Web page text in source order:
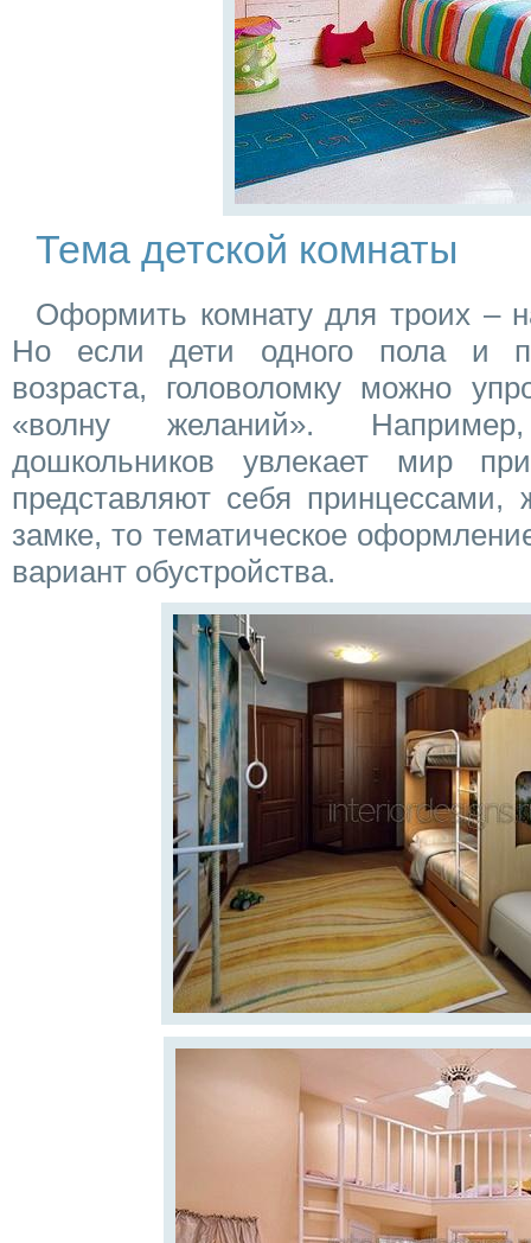
Тема детской комнаты
Оформить комнату для троих –
Но если дети одного пола и
возраста, головоломку можно
«волну желаний».
дошкольников увлекает мир
представляют себя
замке, то тематическое
вариант обустройства.